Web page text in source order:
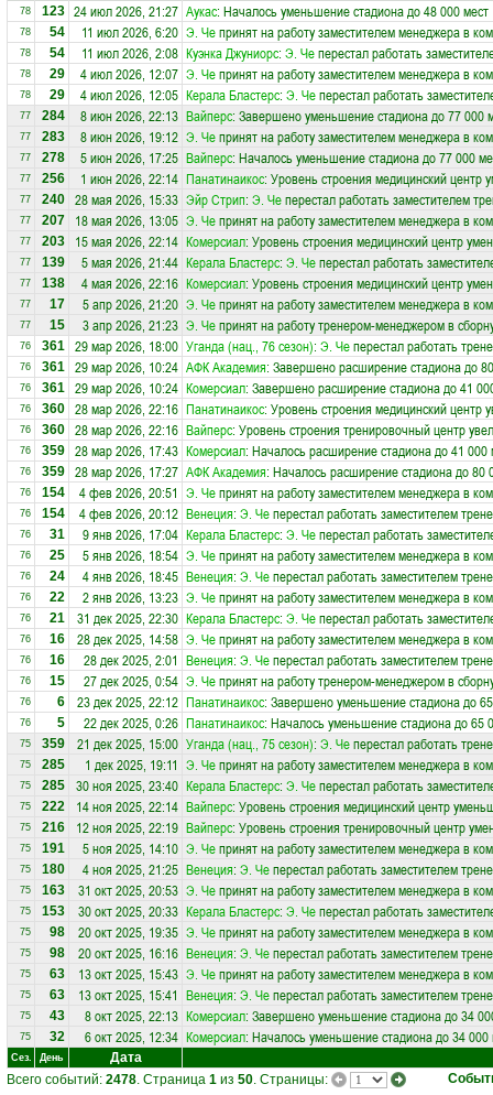
78 123 24 июл 2026, 21:27 Аукас: Началось уменьшение стадиона до 48 000 мест
78 54 11 июл 2026, 6:20 Э. Чепринят на работу заместителем менеджера в
78 54 11 июл 2026, 2:08 Куэнка Джуниорс: Э. Чеперестал работать
78 29 4 июл 2026, 12:07 Э. Чепринят на работу заместителем менеджера в
78 29 4 июл 2026, 12:05 Керала Бластерс: Э. Чеперестал работать
77 284 8 июн 2026, 22:13 Вайперс: Завершено уменьшение стадиона до 77 000
77 283 8 июн 2026, 19:12 Э. Чепринят на работу заместителем менеджера в
77 278 5 июн 2026, 17:25 Вайперс: Началось уменьшение стадиона до 77 000
77 256 1 июн 2026, 22:14 Панатинаикос: Уровень строения медицинский центр
77 240 28 мая 2026, 15:33 Эйр Стрип: Э. Чеперестал работать заместителем
77 207 18 мая 2026, 13:05 Э. Чепринят на работу заместителем менеджера в
77 203 15 мая 2026, 22:14 Комерсиал: Уровень строения медицинский центр
77 139 5 мая 2026, 21:44 Керала Бластерс: Э. Чеперестал работать
77 138 4 мая 2026, 22:16 Комерсиал: Уровень строения медицинский центр
77 17 5 апр 2026, 21:20 Э. Чепринят на работу заместителем менеджера в
77 15 3 апр 2026, 21:23 Э. Чепринят на работу тренером-менеджером в
76 361 29 мар 2026, 18:00 Уганда (нац., 76 сезон): Э. Чеперестал работать
76 361 29 мар 2026, 10:24 АФК Академия: Завершено расширение стадиона до
76 361 29 мар 2026, 10:24 Комерсиал: Завершено расширение стадиона до 41
76 360 28 мар 2026, 22:16 Панатинаикос: Уровень строения медицинский центр
76 360 28 мар 2026, 22:16 Вайперс: Уровень строения тренировочный центр
76 359 28 мар 2026, 17:43 Комерсиал: Началось расширение стадиона до 41 000
76 359 28 мар 2026, 17:27 АФК Академия: Началось расширение стадиона до 80
76 154 4 фев 2026, 20:51 Э. Чепринят на работу заместителем менеджера в
76 154 4 фев 2026, 20:12 Венеция: Э. Чеперестал работать заместителем
76 31 9 янв 2026, 17:04 Керала Бластерс: Э. Чеперестал работать
76 25 5 янв 2026, 18:54 Э. Чепринят на работу заместителем менеджера в
76 24 4 янв 2026, 18:45 Венеция: Э. Чеперестал работать заместителем
76 22 2 янв 2026, 13:23 Э. Чепринят на работу заместителем менеджера в
76 21 31 дек 2025, 22:30 Керала Бластерс: Э. Чеперестал работать
76 16 28 дек 2025, 14:58 Э. Чепринят на работу заместителем менеджера в
76 16 28 дек 2025, 2:01 Венеция: Э. Чеперестал работать заместителем
76 15 27 дек 2025, 0:54 Э. Чепринят на работу тренером-менеджером в
76 6 23 дек 2025, 22:12 Панатинаикос: Завершено уменьшение стадиона до
76 5 22 дек 2025, 0:26 Панатинаикос: Началось уменьшение стадиона до 65
75 359 21 дек 2025, 15:00 Уганда (нац., 75 сезон): Э. Чеперестал работать
75 285 1 дек 2025, 19:11 Э. Чепринят на работу заместителем менеджера в
75 285 30 ноя 2025, 23:40 Керала Бластерс: Э. Чеперестал работать
75 222 14 ноя 2025, 22:14 Вайперс: Уровень строения медицинский центр
75 216 12 ноя 2025, 22:19 Вайперс: Уровень строения тренировочный центр
75 191 5 ноя 2025, 14:10 Э. Чепринят на работу заместителем менеджера в
75 180 4 ноя 2025, 21:25 Венеция: Э. Чеперестал работать заместителем
75 163 31 окт 2025, 20:53 Э. Чепринят на работу заместителем менеджера в
75 153 30 окт 2025, 20:33 Керала Бластерс: Э. Чеперестал работать
75 98 20 окт 2025, 19:35 Э. Чепринят на работу заместителем менеджера в
75 98 20 окт 2025, 16:16 Венеция: Э. Чеперестал работать заместителем
75 63 13 окт 2025, 15:43 Э. Чепринят на работу заместителем менеджера в
75 63 13 окт 2025, 15:41 Венеция: Э. Чеперестал работать заместителем
75 43 8 окт 2025, 22:13 Комерсиал: Завершено уменьшение стадиона до 34
75 32 6 окт 2025, 12:34 Комерсиал: Началось уменьшение стадиона до 34 000
Сез. День
Дата
Всего событий: 2478. Страница 1 из 50. Страницы: